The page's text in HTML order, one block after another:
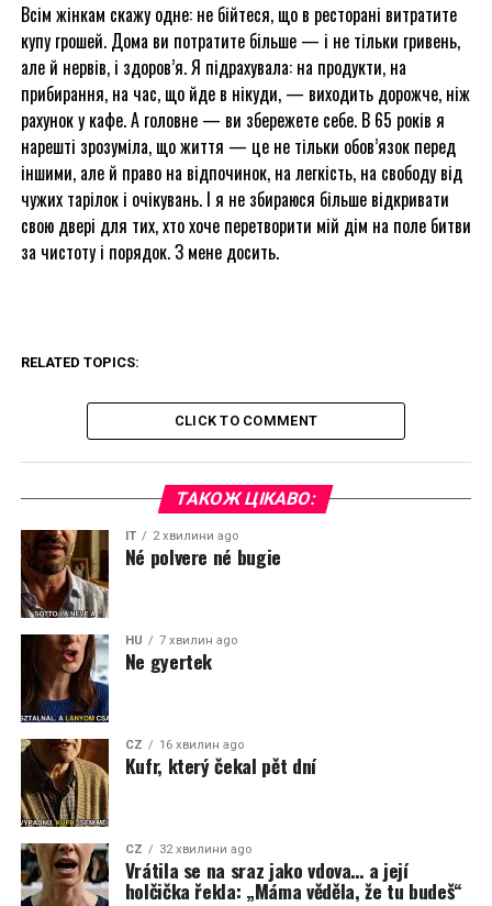
Всім жінкам скажу одне: не бійтеся, що в ресторані витратите
купу грошей. Дома ви потратите більше — і не тільки гривень,
але й нервів, і здоров’я. Я підрахувала: на продукти, на
прибирання, на час, що йде в нікуди, — виходить дорожче, ніж
рахунок у кафе. А головне — ви збережете себе. В 65 років я
нарешті зрозуміла, що життя — це не тільки обов’язок перед
іншими, але й право на відпочинок, на легкість, на свободу від
чужих тарілок і очікувань. І я не збираюся більше відкривати
свою двері для тих, хто хоче перетворити мій дім на поле битви
за чистоту і порядок. З мене досить.
RELATED TOPICS:
CLICK TO COMMENT
ТАКОЖ ЦІКАВО:
IT 2 хвилини ago
Né polvere né bugie
HU 7 хвилин ago
Ne gyertek
CZ 16 хвилин ago
Kufr, který čekal pět dní
CZ 32 хвилини ago
Vrátila se na sraz jako vdova… a její
holčička řekla: „Máma věděla, že tu budeš“